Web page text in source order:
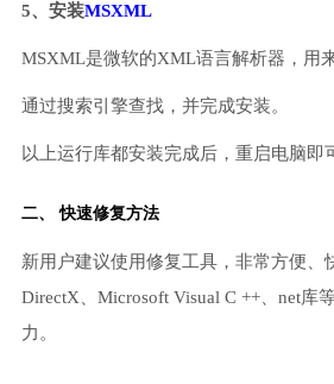
5、安装MSXML
MSXML是微软的XML语言解析器，用
通过搜索引擎查找，并完成安装。
以上运行库都安装完成后，重启电脑即
二、 快速修复方法
新用户建议使用修复工具，非常方便、
DirectX、Microsoft Visual C ++、net库
力。